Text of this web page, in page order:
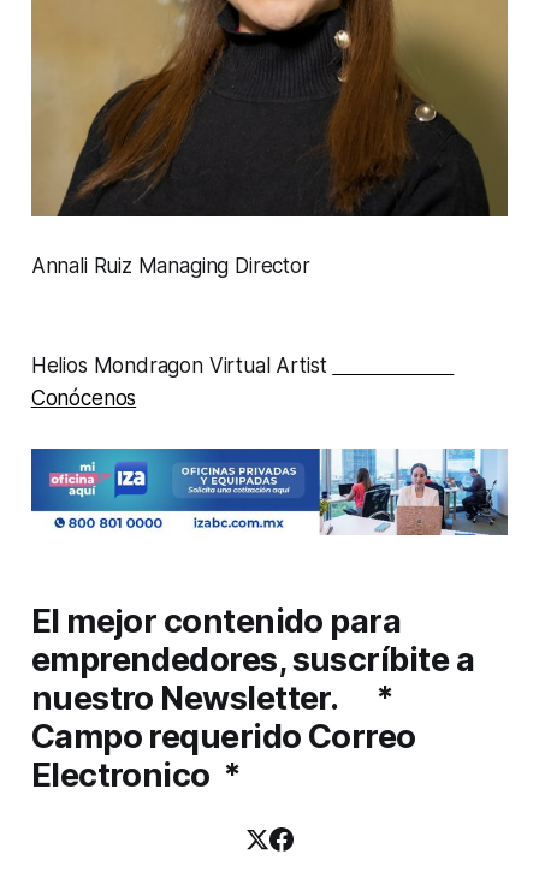
Annali Ruiz Managing Director
Helios Mondragon Virtual Artist
Conócenos
El mejor contenido para
emprendedores, suscríbite a
nuestro Newsletter. *
Campo requerido Correo
Electronico *